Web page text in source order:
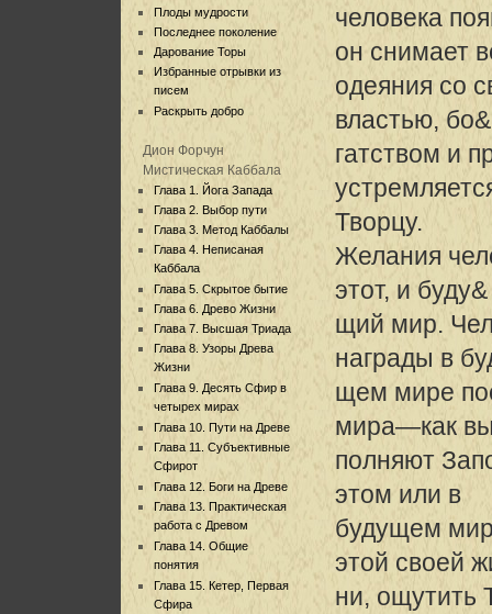
Плоды мудрости
Последнее поколение
Дарование Торы
Избранные отрывки из
писем
Раскрыть добро
Дион Форчун
Мистическая Каббала
Глава 1. Йога Запада
Глава 2. Выбор пути
Глава 3. Метод Каббалы
Глава 4. Неписаная
Каббала
Глава 5. Скрытое бытие
Глава 6. Древо Жизни
Глава 7. Высшая Триада
Глава 8. Узоры Древа
Жизни
Глава 9. Десять Сфир в
четырех мирах
Глава 10. Пути на Древе
Глава 11. Субъективные
Сфирот
Глава 12. Боги на Древе
Глава 13. Практическая
работа с Древом
Глава 14. Общие
понятия
Глава 15. Кетер, Первая
Сфира
человека
он снимает
одеяния со
властью, бо&
гатством и
Творцу.
Желания
этот, и буду&
щий мир.
награды в
щем мире
мира—как
полняют
этом или в
будущем
этой своей
ни, ощутить